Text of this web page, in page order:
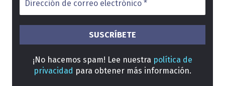
¡No hacemos spam! Lee nuestra política de
privacidad para obtener más información.